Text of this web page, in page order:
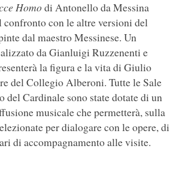
Homodi Antonello da Messina
confronto con le altre versioni del
dal maestro Messinese. Un
da Gianluigi Ruzzenenti e
la figura e la vita di Giulio
del Collegio Alberoni. Tutte le Sale
del Cardinale sono state dotate di un
musicale che permetterà, sulla
per dialogare con le opere, di
di accompagnamento alle visite.